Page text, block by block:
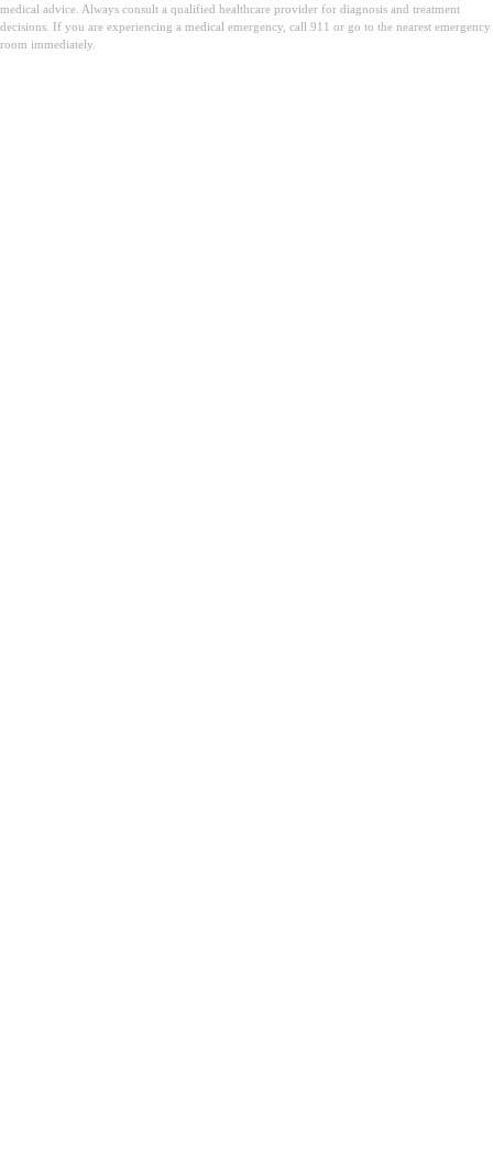
medical advice. Always consult a qualified healthcare provider for diagnosis and treatment
decisions. If you are experiencing a medical emergency, call 911 or go to the nearest emergency
room immediately.